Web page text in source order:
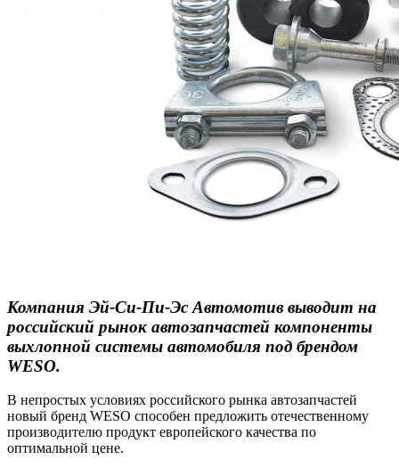
Компания Эй-Си-Пи-Эс Автомотив выводит на
российский рынок автозапчастей компоненты
выхлопной системы автомобиля под брендом
WESO.
В непростых условиях российского рынка автозапчастей
новый бренд WESO способен предложить отечественному
производителю продукт европейского качества по
оптимальной цене.